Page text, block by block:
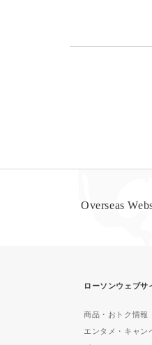
Overseas
ローソンウェブサ
商品・おトク情報
エンタメ・キャン